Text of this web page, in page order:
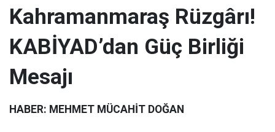
Kahramanmaraş Rüzgârı!
KABİYAD’dan Güç Birliği
Mesajı
HABER: MEHMET MÜCAHİT DOĞAN